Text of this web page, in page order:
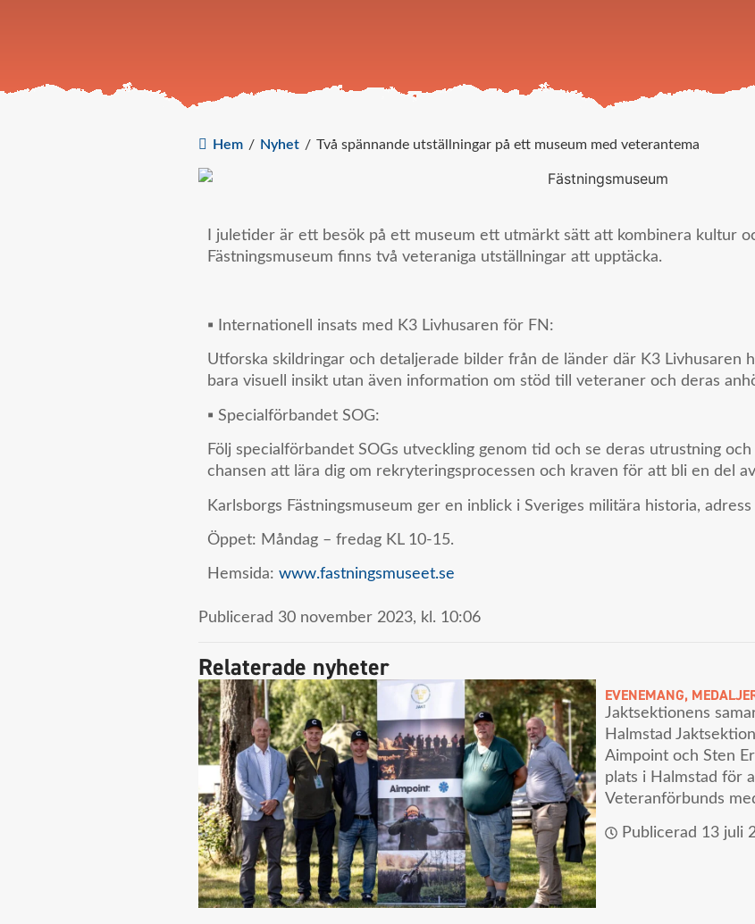
Hem / Nyhet / Två spännande utställningar på ett museum med veterantema
I juletider är ett besök på ett museum ett utmärkt sätt att kombinera kultur
Fästningsmuseum finns två veteraniga utställningar att upptäcka.
▪️ Internationell insats med K3 Livhusaren för FN:
Utforska skildringar och detaljerade bilder från de länder där K3 Livhusaren
bara visuell insikt utan även information om stöd till veteraner och deras
▪️ Specialförbandet SOG:
Följ specialförbandet SOGs utveckling genom tid och se deras utrustning
chansen att lära dig om rekryteringsprocessen och kraven för att bli en del
Karlsborgs Fästningsmuseum ger en inblick i Sveriges militära historia,
Öppet: Måndag – fredag KL 10-15.
Hemsida: www.fastningsmuseet.se
Publicerad 30 november 2023, kl. 10:06
Relaterade nyheter
EVENEMANG,
Jaktsektionens
Halmstad
Aimpoint och Sten
plats i Halmstad för
Veteranförbunds
Publicerad 13 juli